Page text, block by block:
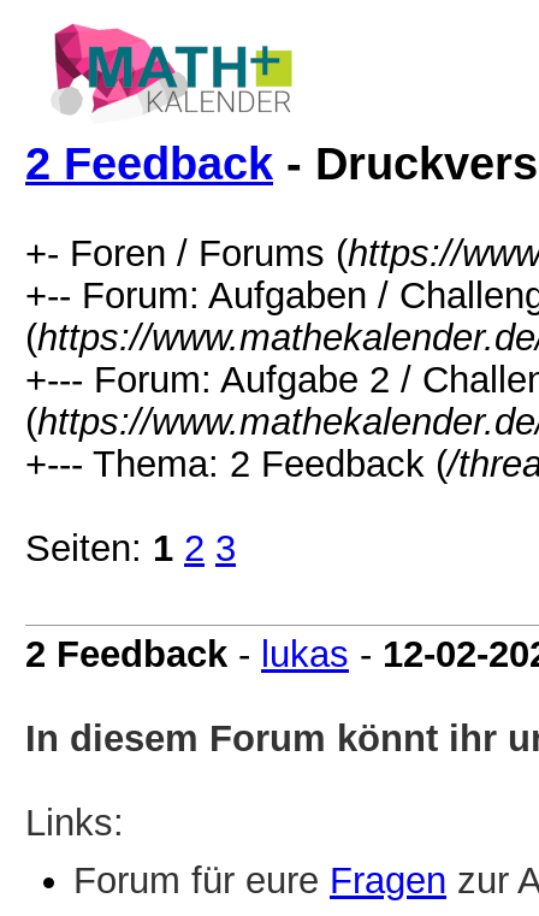
2 Feedback -
+- Foren / Forums (https://
+-- Forum: Aufgaben /
(https://
+--- Forum: Aufgabe 2 /
(https://
+--- Thema: 2 Feedback (/
Seiten: 1 2 3
2 Feedback - lukas - 12-02-
In diesem Forum könnt ihr
Links:
Forum für eure Fragen zur